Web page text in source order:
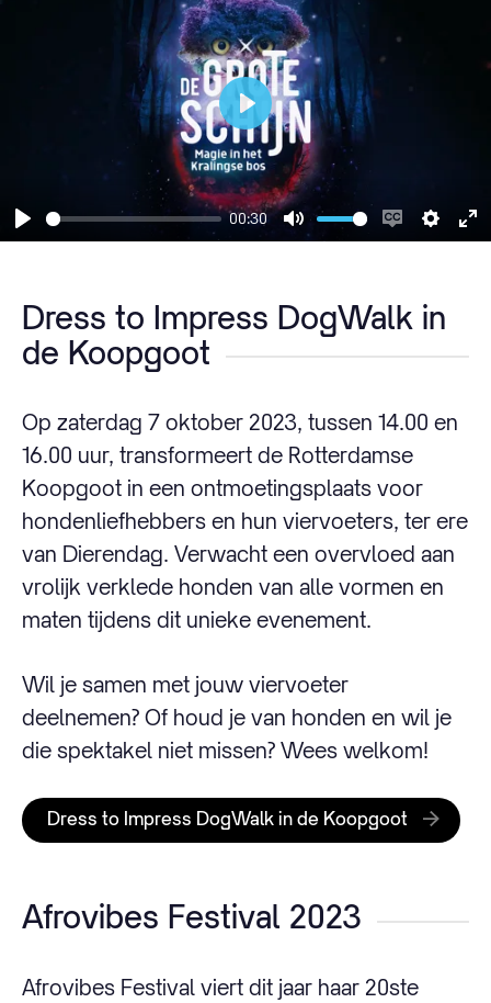
Play
00:30
Mute
Enable
Play
Dress to Impress DogWalk in
de Koopgoot
Op zaterdag 7 oktober 2023, tussen 14.00 en
16.00 uur, transformeert de Rotterdamse
Koopgoot in een ontmoetingsplaats voor
hondenliefhebbers en hun viervoeters, ter ere
van Dierendag. Verwacht een overvloed aan
vrolijk verklede honden van alle vormen en
maten tijdens dit unieke evenement.
Wil je samen met jouw viervoeter
deelnemen? Of houd je van honden en wil je
die spektakel niet missen? Wees welkom!
Dress to Impress DogWalk in de Koopgoot
Afrovibes Festival 2023
Afrovibes Festival viert dit jaar haar 20ste